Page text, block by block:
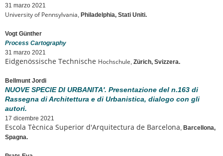
31 marzo 2021
University of Pennsylvania, Philadelphia, Stati Uniti.
Vogt Günther
Process Cartography
31 marzo 2021
Eidgenössische Technische Hochschule, Zürich, Svizzera.
Bellmunt Jordi
NUOVE SPECIE DI URBANITA'. Presentazione del n.163 di
Rassegna di Architettura e di Urbanistica, dialogo con gli
autori.
17 dicembre 2021
Escola Tècnica Superior d'Arquitectura de Barcelona, Barcellona,
Spagna.